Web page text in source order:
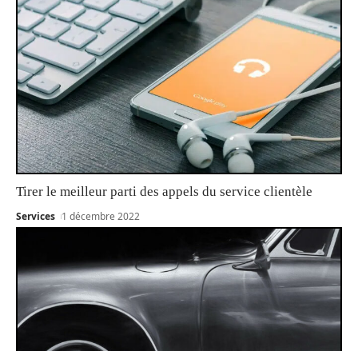
Tirer le meilleur parti des appels du service clientèle
Services 1 décembre 2022